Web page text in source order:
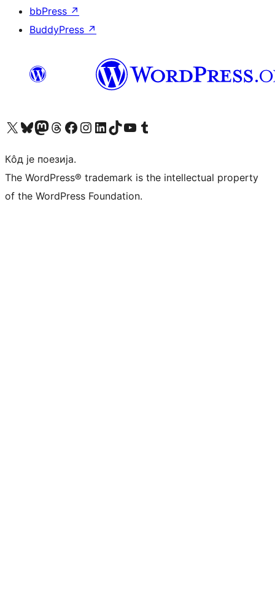
bbPress ↗
BuddyPress ↗
Visit our X (formerly Twitter) account
Посетите наш Bluesky налог
Visit our Mastodon account
Посетите наш налог на Threads-у Visit our Facebook page
Посетите наш Инстаграм налог
Visit our LinkedIn account
Посетите наш TikTok налог
Visit our YouTube channel
Посетите наш Tumblr налог
Кôд је поезија.
The WordPress® trademark is the intellectual property
of the WordPress Foundation.